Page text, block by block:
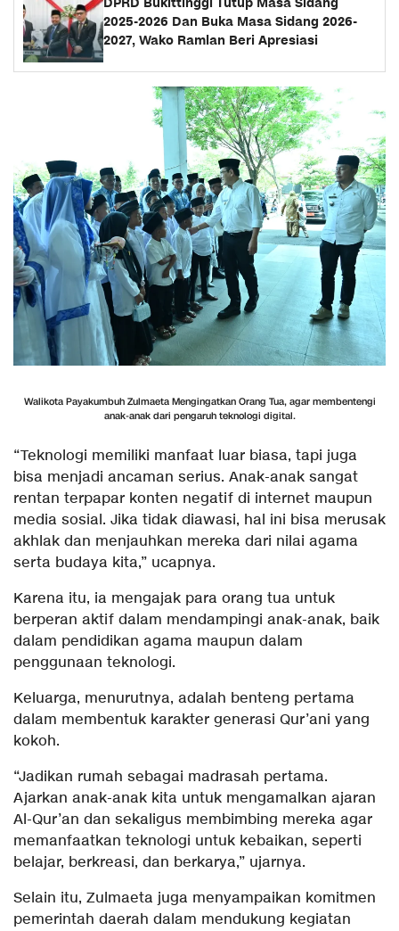
DPRD Bukittinggi Tutup Masa Sidang
2025-2026 Dan Buka Masa Sidang 2026-
2027, Wako Ramlan Beri Apresiasi
Walikota Payakumbuh Zulmaeta Mengingatkan Orang Tua, agar membentengi
anak-anak dari pengaruh teknologi digital.
“Teknologi memiliki manfaat luar biasa, tapi juga
bisa menjadi ancaman serius. Anak-anak sangat
rentan terpapar konten negatif di internet maupun
media sosial. Jika tidak diawasi, hal ini bisa merusak
akhlak dan menjauhkan mereka dari nilai agama
serta budaya kita,” ucapnya.
Karena itu, ia mengajak para orang tua untuk
berperan aktif dalam mendampingi anak-anak, baik
dalam pendidikan agama maupun dalam
penggunaan teknologi.
Keluarga, menurutnya, adalah benteng pertama
dalam membentuk karakter generasi Qur’ani yang
kokoh.
“Jadikan rumah sebagai madrasah pertama.
Ajarkan anak-anak kita untuk mengamalkan ajaran
Al-Qur’an dan sekaligus membimbing mereka agar
memanfaatkan teknologi untuk kebaikan, seperti
belajar, berkreasi, dan berkarya,” ujarnya.
Selain itu, Zulmaeta juga menyampaikan komitmen
pemerintah daerah dalam mendukung kegiatan